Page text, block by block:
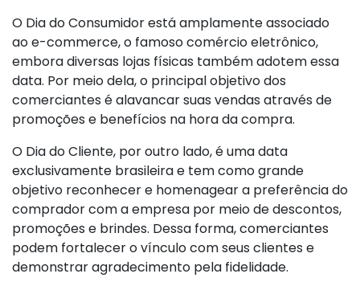
O Dia do Consumidor está amplamente associado
ao e-commerce, o famoso comércio eletrônico,
embora diversas lojas físicas também adotem essa
data. Por meio dela, o principal objetivo dos
comerciantes é alavancar suas vendas através de
promoções e benefícios na hora da compra.
O Dia do Cliente, por outro lado, é uma data
exclusivamente brasileira e tem como grande
objetivo reconhecer e homenagear a preferência do
comprador com a empresa por meio de descontos,
promoções e brindes. Dessa forma, comerciantes
podem fortalecer o vínculo com seus clientes e
demonstrar agradecimento pela fidelidade.